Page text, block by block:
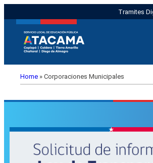
Tramites
Home » Corporaciones Municipales